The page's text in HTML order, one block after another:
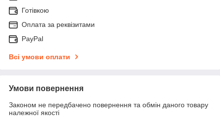
Готівкою
Оплата за реквізитами
PayPal
Всі умови оплати
Умови повернення
Законом не передбачено повернення та обмін даного товару
належної якості